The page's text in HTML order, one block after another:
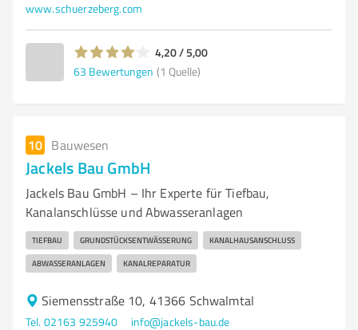
www.schuerzeberg.com
4,20 / 5,00
63 Bewertungen (1 Quelle)
10 Bauwesen
Jackels Bau GmbH
Jackels Bau GmbH – Ihr Experte für Tiefbau,
Kanalanschlüsse und Abwasseranlagen
TIEFBAU GRUNDSTÜCKSENTWÄSSERUNG KANALHAUSANSCHLUSS
ABWASSERANLAGEN KANALREPARATUR
Siemensstraße 10, 41366 Schwalmtal
Tel. 02163 925940
info@jackels-bau.de